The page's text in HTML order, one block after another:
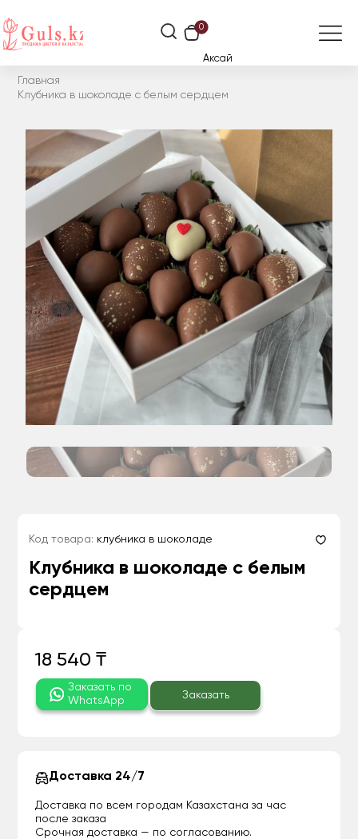
0
Аксай
Главная
Клубника в шоколаде с белым сердцем
Код товара: клубника в шоколаде
Клубника в шоколаде с белым
сердцем
18 540 ₸
Заказать по
WhatsApp
Заказать
Доставка 24/7
Доставка по всем городам Казахстана за час
после заказа
Срочная доставка — по согласованию.